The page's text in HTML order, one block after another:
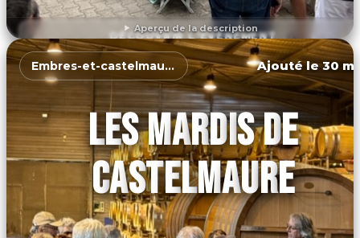
Aperçu de la description
DÉCOUVRIR L'ÉVÉNEMENT
Embres-et-castelmaure Ajouté le 30
LES MARDIS DE
CASTELMAURE